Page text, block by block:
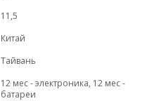
11,5
Китай
Тайвань
12 мес - электроника, 12 мес -
батареи